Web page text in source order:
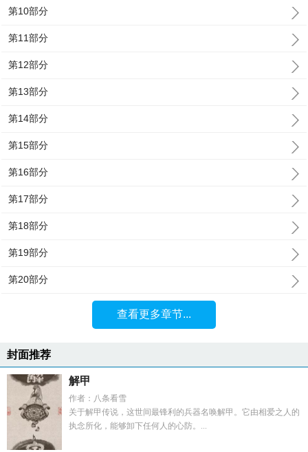
第10部分
第11部分
第12部分
第13部分
第14部分
第15部分
第16部分
第17部分
第18部分
第19部分
第20部分
查看更多章节...
封面推荐
解甲
作者：八条看雪
关于解甲传说，这世间最锋利的兵器名唤解甲。它由相爱之人的
执念所化，能够卸下任何人的心防。...